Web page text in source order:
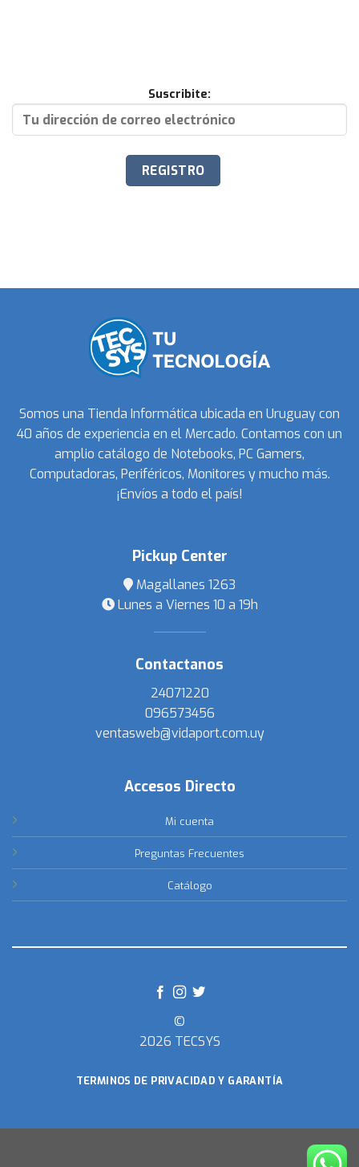
Suscribite:
Somos una Tienda Informática ubicada en Uruguay con
40 años de experiencia en el Mercado. Contamos con un
amplio catálogo de Notebooks, PC Gamers,
Computadoras, Periféricos, Monitores y mucho más.
¡Envíos a todo el país!
Pickup Center
Magallanes 1263
Lunes a Viernes 10 a 19h
Contactanos
24071220
096573456
ventasweb@vidaport.com.uy
Accesos Directo
Mi cuenta
Preguntas Frecuentes
Catálogo
©
2026 TECSYS
TERMINOS DE PRIVACIDAD Y GARANTÍA